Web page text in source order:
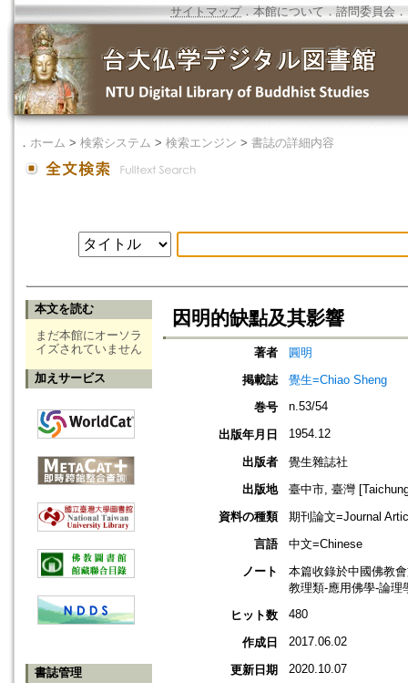
サイトマップ．本館について ． 諮問委員会 ．
． ホーム > 検索システム > 検索エンジン > 書誌の詳細内容
本文を読む
まだ本館にオーソラ
イズされていません
加えサービス
書誌管理
因明的缺點及其影響
著者
圓明
掲載誌
覺生=Chiao Sheng
巻号
n.53/54
出版年月日 1954.12
出版者
覺生雜誌社
出版地
臺中市, 臺灣
資料の種類
期刊論文=Journal
言語
中文=Chinese
ノート
本篇收錄於中國佛教
教理類-應用佛學-論理
ヒット数
480
作成日 2017.06.02
更新日期 2020.10.07